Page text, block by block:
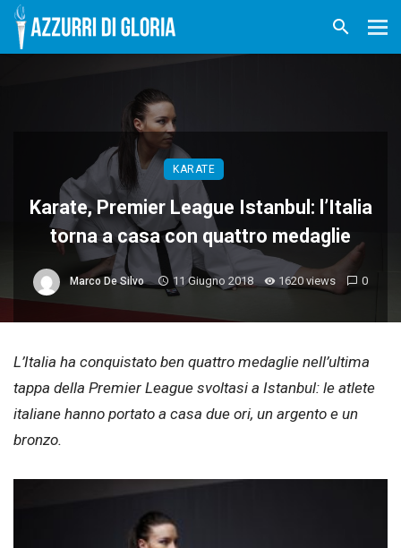
KARATE
Karate, Premier League Istanbul: l’Italia
torna a casa con quattro medaglie
Marco De Silvo 11 Giugno 2018 1620 views 0
L’Italia ha conquistato ben quattro medaglie nell’ultima
tappa della Premier League svoltasi a Istanbul: le atlete
italiane hanno portato a casa due ori, un argento e un
bronzo.